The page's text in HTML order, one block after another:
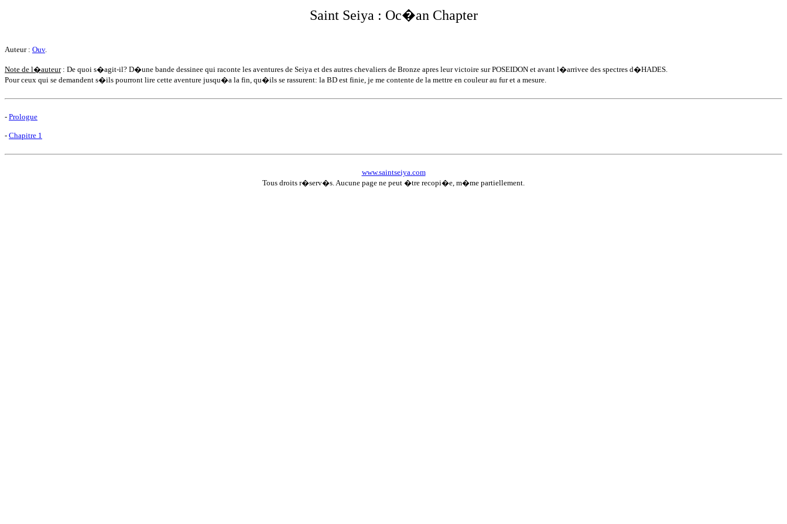
Saint Seiya : Oc�an Chapter
Auteur : Ouv.
Note de l�auteur: De quoi s�agit-il? D�une bande dessinee qui raconte les aventures de Seiya et des autres chevaliers de Bronze apres leur victoire sur POSEIDON et avant l�arrivee des spectres d�HADES.
Pour ceux qui se demandent s�ils pourront lire cette aventure jusqu�a la fin, qu�ils se rassurent: la BD est finie, je me contente de la mettre en couleur au fur et a mesure.
- Prologue
- Chapitre 1
www.saintseiya.com
Tous droits r�serv�s. Aucune page ne peut �tre recopi�e, m�me partiellement.